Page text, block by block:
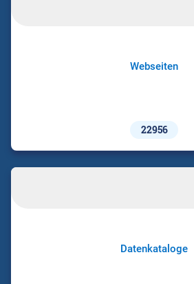
Webseiten
22956
Datenkataloge